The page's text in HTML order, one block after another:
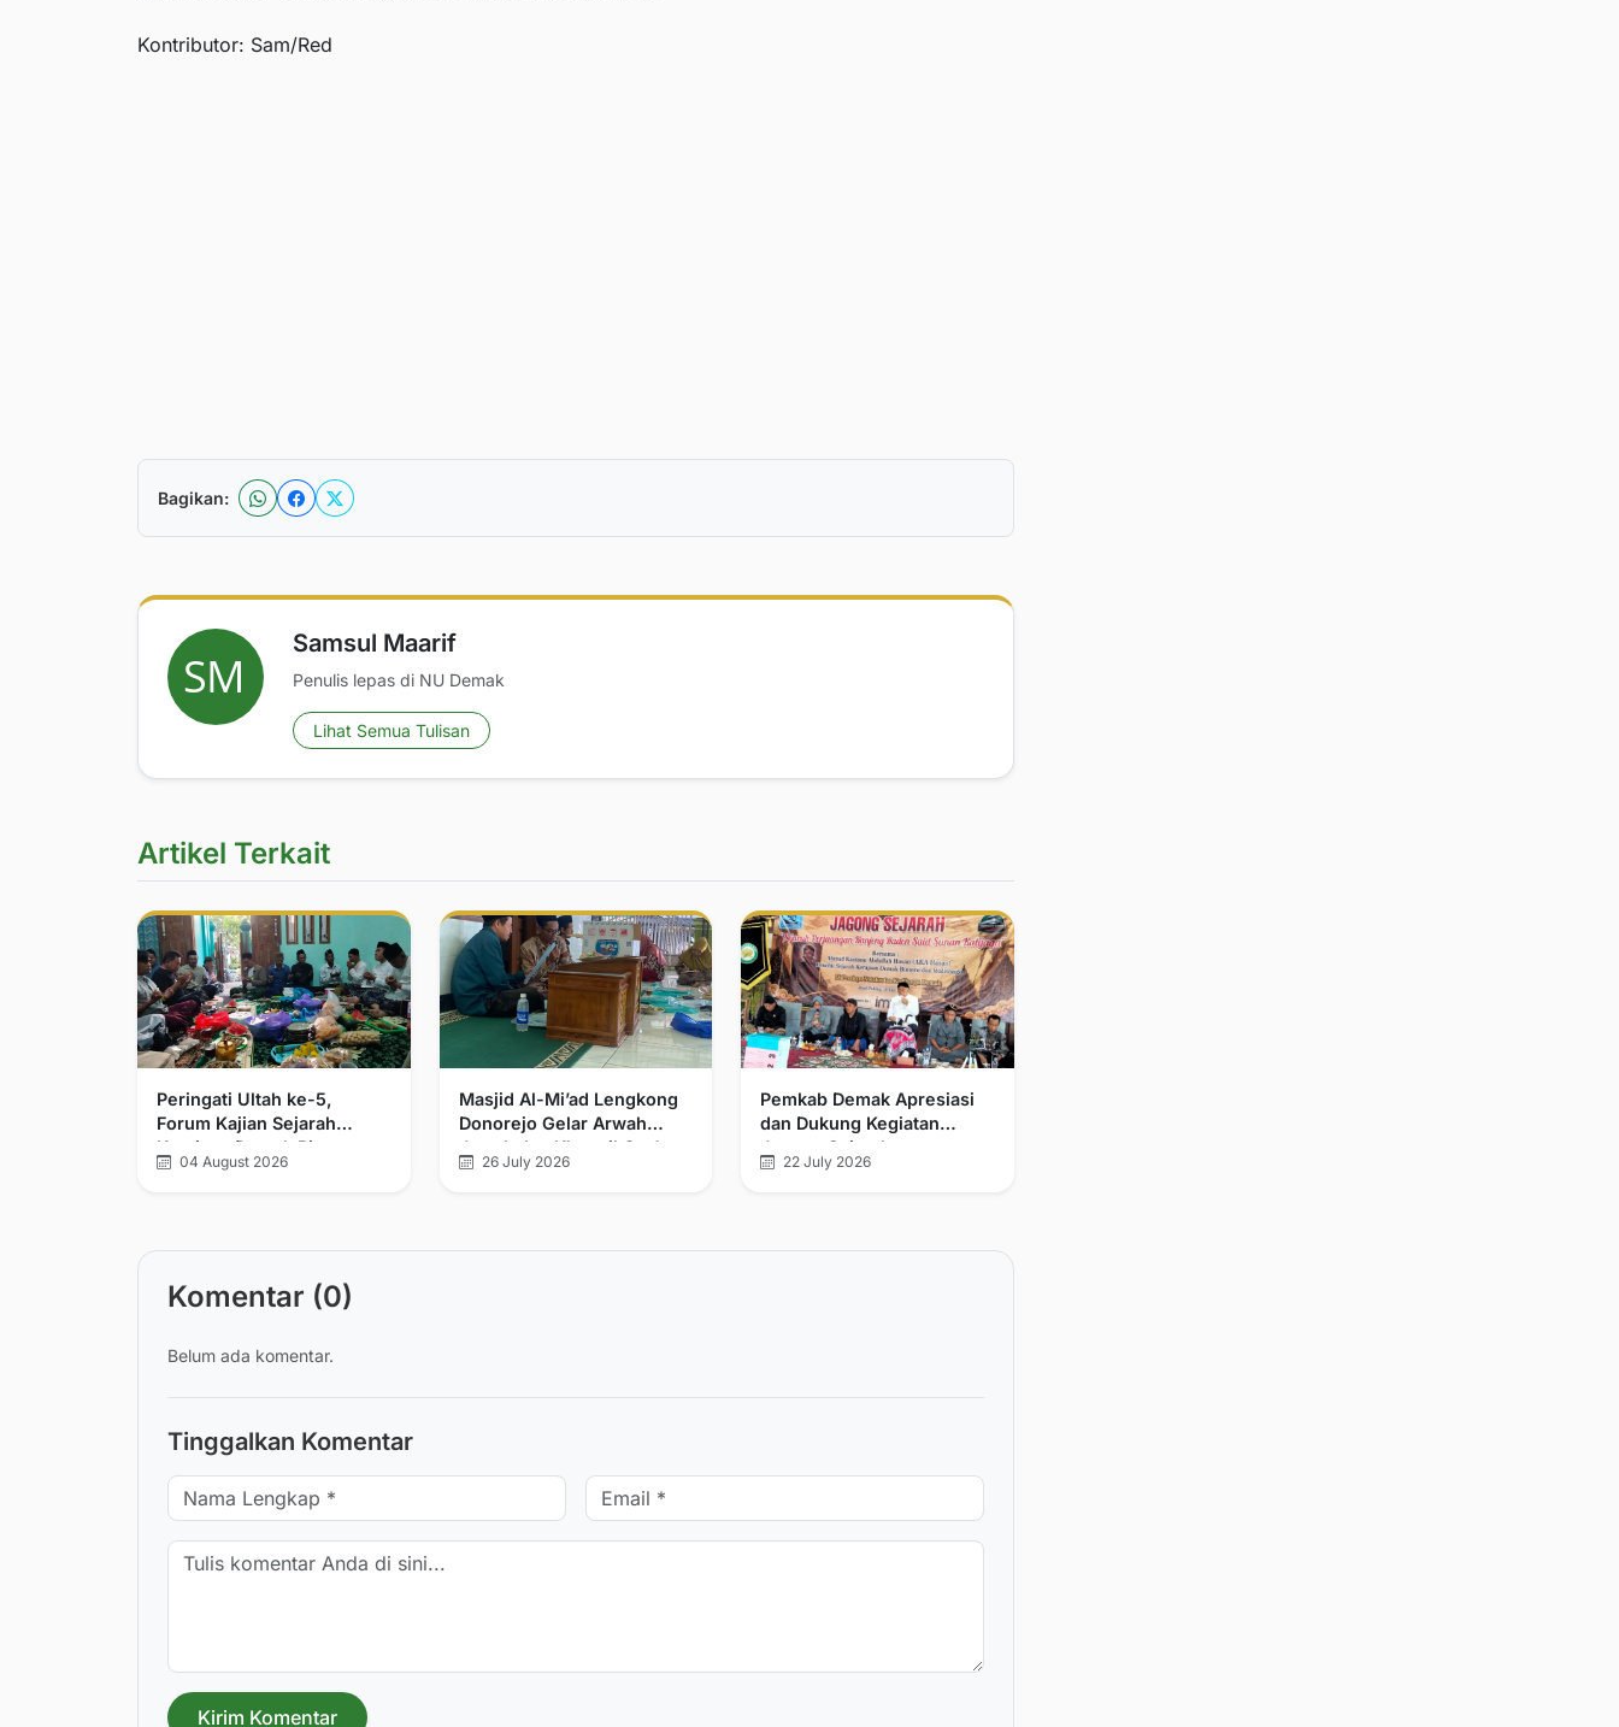
Kontributor: Sam/Red
Bagikan:
Samsul Maarif
Penulis lepas di NU Demak
Lihat Semua Tulisan
Artikel Terkait
Peringati Ultah ke-5,
Forum Kajian Sejarah
Kerajaan Demak Bintoro
dan Walisongo Tegaskan
04 August 2026
Masjid Al-Mi’ad Lengkong
Donorejo Gelar Arwah
Jamak dan Khatmil Qur’an
26 July 2026
Pemkab Demak Apresiasi
dan Dukung Kegiatan
Jagong Sejarah
22 July 2026
Komentar (0)
Belum ada komentar.
Tinggalkan Komentar
Kirim Komentar